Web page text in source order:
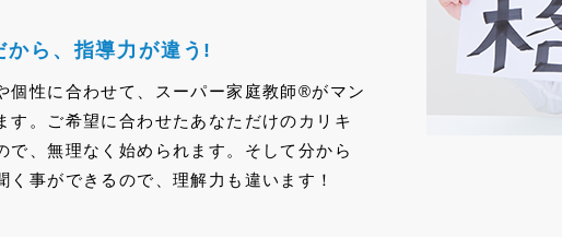
から、指導力が違う!
個性に合わせて、スーパー家庭教師®がマン
す。ご希望に合わせたあなただけのカリキ
で、無理なく始められます。そして分から
く事ができるので、理解力も違います！